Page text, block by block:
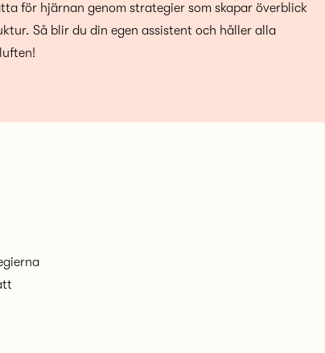
för hjärnan genom strategier som skapar överblick
Så blir du din egen assistent och håller alla